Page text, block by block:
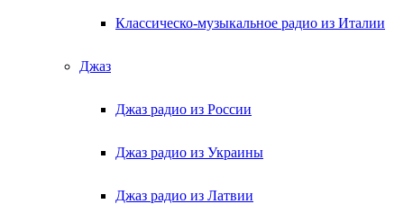
Классическо-музыкальное радио из Италии
Джаз
Джаз радио из России
Джаз радио из Украины
Джаз радио из Латвии